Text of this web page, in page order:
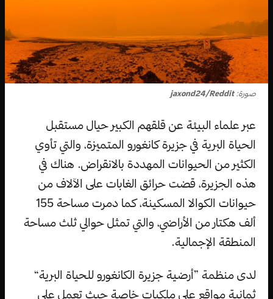
صورة:jaxond24/Reddit
عبر علماء البيئة عن قلقهم الكبير حيال مستقبل
الحياة البرية في جزيرة كانغورو المتميزة، والتي تأوي
الكثير من الحيوانات المهددة بالانقراض. هناك في
هذه الجزيرة، قضت حرائق الغابات على الآلاف من
حيوانات الكوالا المسكينة، كما دمرت مساحة 155
ألف هكتار من الأراضي، والتي تمثل حوالي ثلث مساحة
المنطقة الإجمالية.
لدى منظمة ”أرضية جزيرة الكانغورو للحياة البرية“
ثمانية مواقع على ملكيات خاصة حيث تعمل على